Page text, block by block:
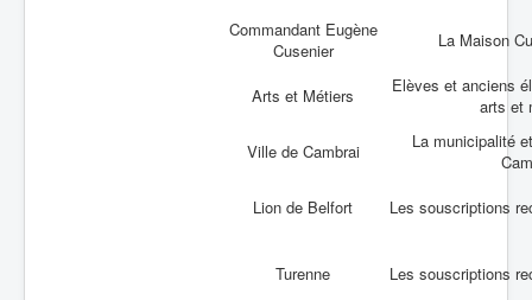
Commandant Eugène
Cusenier
La Maison
Arts et Métiers
Elèves et anciens
arts et
Ville de Cambrai
La municipalité
Lion de Belfort
Les souscriptions
Turenne Les souscriptions